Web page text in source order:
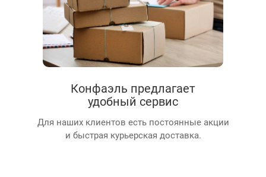
Конфаэль предлагает
удобный сервис
Для наших клиентов есть постоянные акции
и быстрая курьерская доставка.